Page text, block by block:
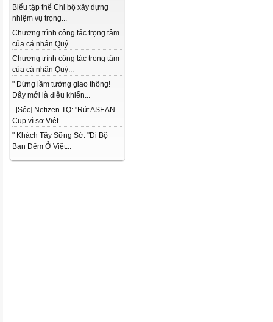
Biểu tập thể Chi bộ xây dựng
nhiệm vụ trọng...
Chương trình công tác trọng tâm
của cá nhân Quý...
Chương trình công tác trọng tâm
của cá nhân Quý...
" Đừng lầm tưởng giao thông!
Đây mới là điều khiến...
[Sốc] Netizen TQ: "Rút ASEAN
Cup vì sợ Việt...
" Khách Tây Sững Sờ: "Đi Bộ
Ban Đêm Ở Việt...